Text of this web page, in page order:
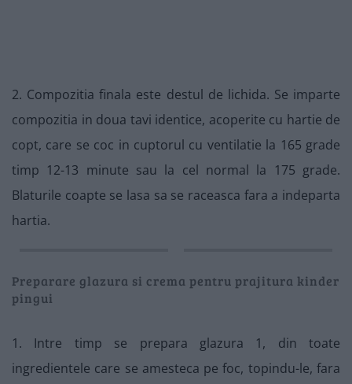
2. Compozitia finala este destul de lichida. Se imparte
compozitia in doua tavi identice, acoperite cu hartie de
copt, care se coc in cuptorul cu ventilatie la 165 grade
timp 12-13 minute sau la cel normal la 175 grade.
Blaturile coapte se lasa sa se raceasca fara a indeparta
hartia.
Preparare glazura si crema pentru prajitura kinder
pingui
1. Intre timp se prepara glazura 1, din toate
ingredientele care se amesteca pe foc, topindu-le, fara